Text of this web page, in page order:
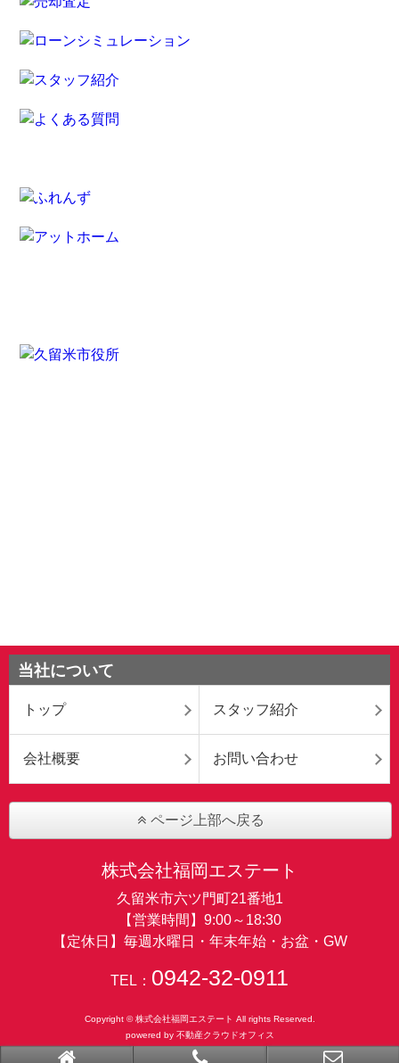
当社について
トップ スタッフ紹介
会社概要 お問い合わせ
ページ上部へ戻る
株式会社福岡エステート
久留米市六ツ門町21番地1
【営業時間】9:00～18:30
【定休日】毎週水曜日・年末年始・お盆・GW
TEL： 0942-32-0911
Copyright © 株式会社福岡エステート All rights Reserved.
powered by 不動産クラウドオフィス